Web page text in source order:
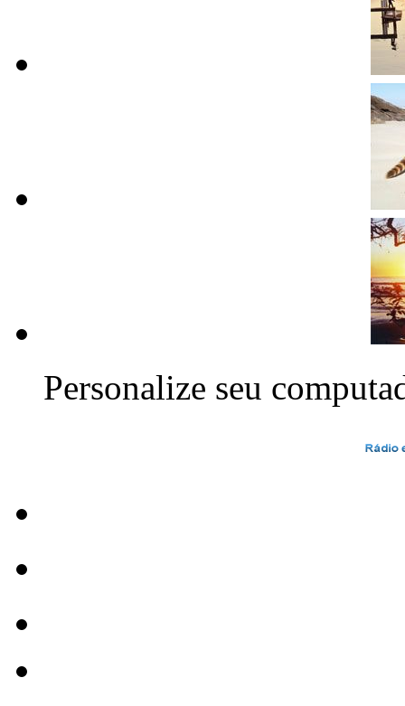
Personalize seu